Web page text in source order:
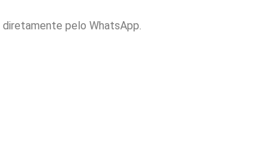
diretamente pelo WhatsApp.